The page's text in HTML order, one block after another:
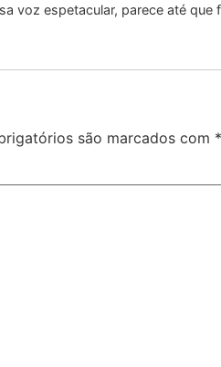
voz espetacular, parece até que
são marcados com *